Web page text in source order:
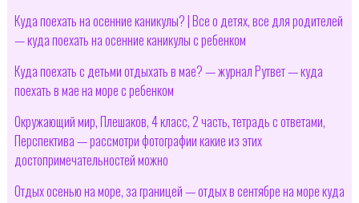
Куда поехать на осенние каникулы? | Все о детях, все для родителей
— куда поехать на осенние каникулы с ребенком
Куда поехать с детьми отдыхать в мае? — журнал Рутвет — куда
поехать в мае на море с ребенком
Окружающий мир, Плешаков, 4 класс, 2 часть, тетрадь с ответами,
Перспектива — рассмотри фотографии какие из этих
достопримечательностей можно
Отдых осенью на море, за границей — отдых в сентябре на море куда